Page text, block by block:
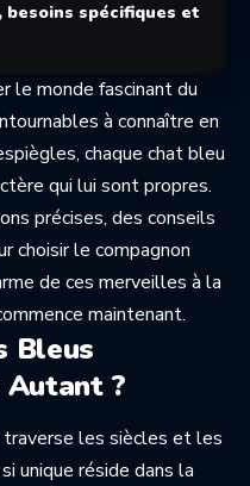
spécifiques et
le monde fascinant du
à connaître en
chaque chat bleu
qui lui sont propres.
précises, des conseils
choisir le compagnon
de ces merveilles à la
maintenant.
Bleus
Autant ?
traverse les siècles et les
unique réside dans la